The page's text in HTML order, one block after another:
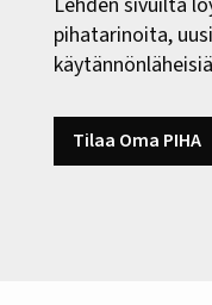
pihatarinoita,
Tilaa Oma PIHA